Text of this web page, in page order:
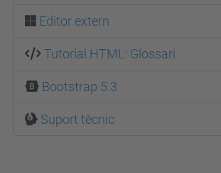
Editor extern
Tutorial HTML: Glossari
Bootstrap 5.3
Suport tècnic